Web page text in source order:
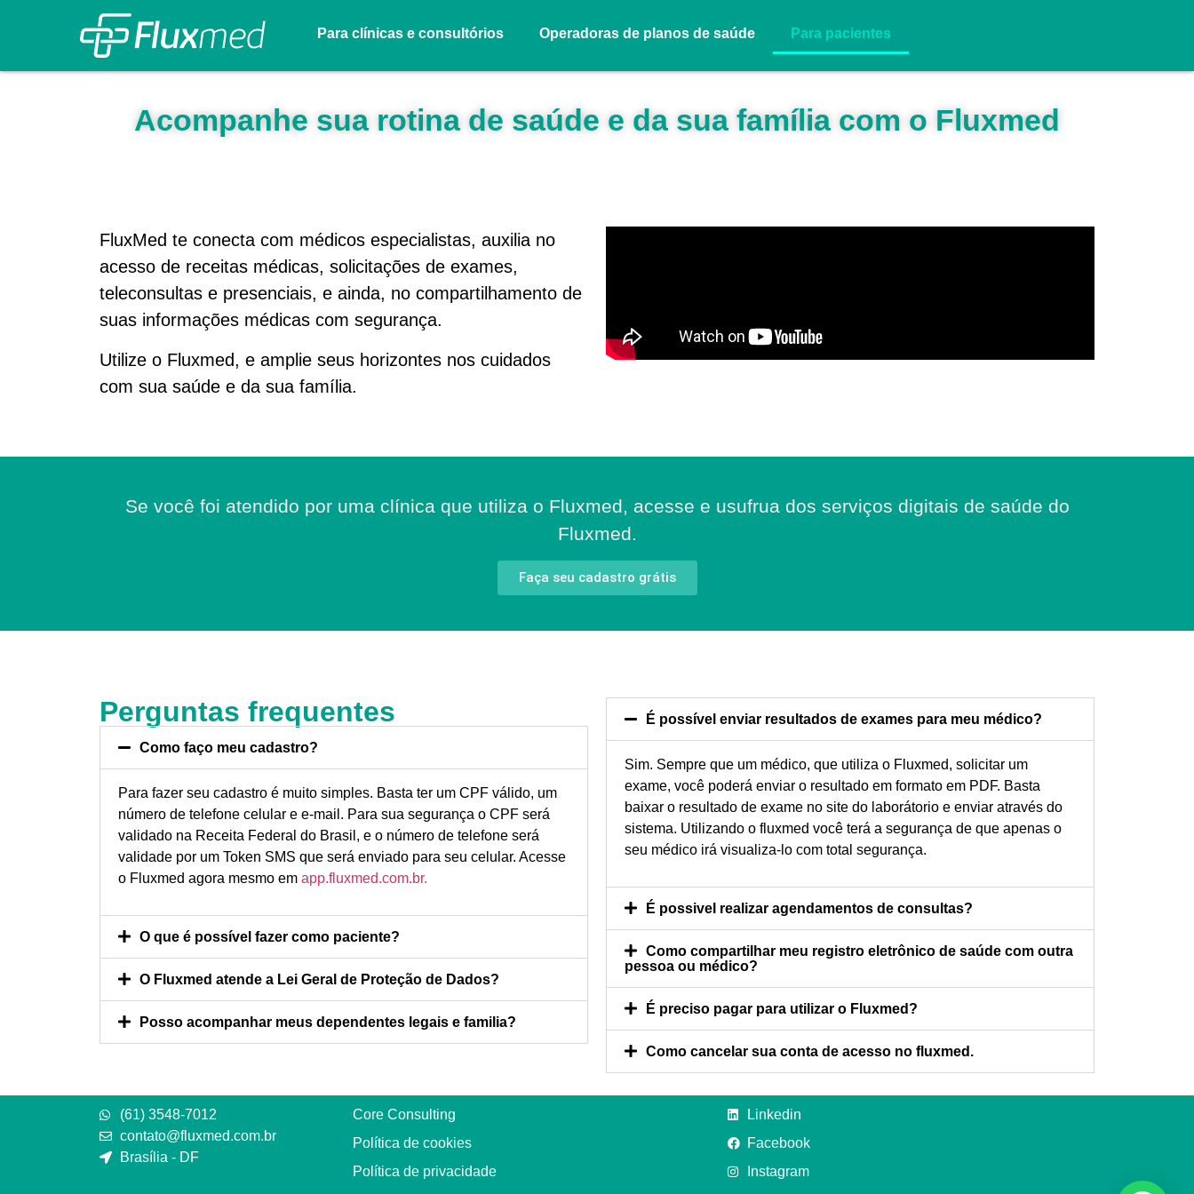
Para clínicas e consultórios Operadoras de planos de saúde Para pacientes
Acompanhe sua rotina de saúde e da sua família com o Fluxmed
FluxMed te conecta com médicos especialistas, auxilia no
acesso de receitas médicas, solicitações de exames,
teleconsultas e presenciais, e ainda, no compartilhamento de
suas informações médicas com segurança.
Utilize o Fluxmed, e amplie seus horizontes nos cuidados
com sua saúde e da sua família.
Se você foi atendido por uma clínica que utiliza o Fluxmed, acesse e usufrua dos serviços digitais de saúde do
Fluxmed.
Faça seu cadastro grátis
Perguntas frequentes
Como faço meu cadastro?
Para fazer seu cadastro é muito simples. Basta ter um CPF válido, um
número de telefone celular e e-mail. Para sua segurança o CPF será
validado na Receita Federal do Brasil, e o número de telefone será
validade por um Token SMS que será enviado para seu celular. Acesse
o Fluxmed agora mesmo em app.fluxmed.com.br.
O que é possível fazer como paciente?
O Fluxmed atende a Lei Geral de Proteção de Dados?
Posso acompanhar meus dependentes legais e familia?
É possível enviar resultados de exames para meu médico?
Sim. Sempre que um médico, que utiliza o Fluxmed, solicitar um
exame, você poderá enviar o resultado em formato em PDF. Basta
baixar o resultado de exame no site do laborátorio e enviar através do
sistema. Utilizando o fluxmed você terá a segurança de que apenas o
seu médico irá visualiza-lo com total segurança.
É possivel realizar agendamentos de consultas?
Como compartilhar meu registro eletrônico de saúde com outra
pessoa ou médico?
É preciso pagar para utilizar o Fluxmed?
Como cancelar sua conta de acesso no fluxmed.
(61) 3548-7012
contato@fluxmed.com.br
Brasília - DF
Core Consulting
Política de cookies
Política de privacidade
Linkedin
Facebook
Instagram